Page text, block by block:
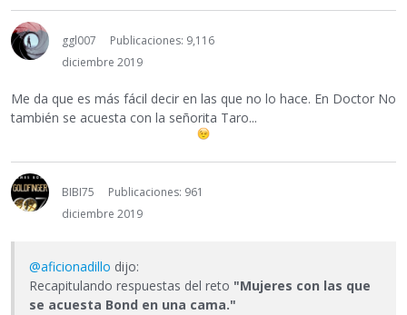
ggl007
Publicaciones: 9,116
diciembre 2019
Me da que es más fácil decir en las que no lo hace. En Doctor No
también se acuesta con la señorita Taro...
BIBI75
Publicaciones: 961
diciembre 2019
@aficionadillo dijo:
Recapitulando respuestas del reto "Mujeres con las que
se acuesta Bond en una cama."